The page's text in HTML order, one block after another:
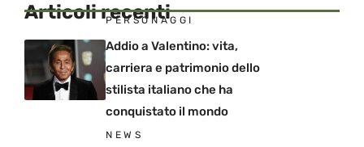
Articoli recenti
PERSONAGGI
Addio a Valentino: vita,
carriera e patrimonio dello
stilista italiano che ha
conquistato il mondo
NEWS